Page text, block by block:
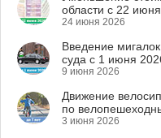
области с 22
24 июня 2026
Введение
суда с 1 июня
9 июня 2026
Движение
по
3 июня 2026